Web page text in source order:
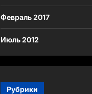
Февраль 2017
Июль 2012
Рубрики